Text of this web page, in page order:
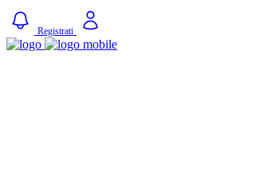
Registrati